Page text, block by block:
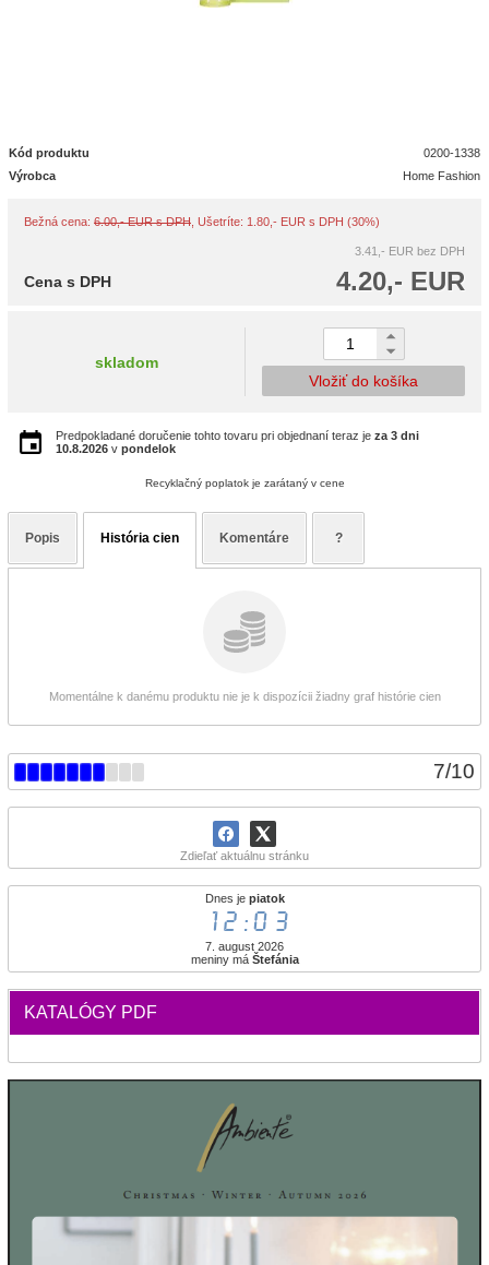
7/10
Zdieľať aktuálnu stránku
Dnes je piatok
12:03
7. august 2026
meniny má Štefánia
KATALÓGY PDF
Kód produktu
0200-1338
Výrobca
Home Fashion
Bežná cena: 6.00,- EUR s DPH , Ušetríte: 1.80,- EUR s DPH (30%)
3.41,- EUR bez DPH
4.20,- EUR
Cena s DPH
skladom
Vložiť do košíka
Predpokladané doručenie tohto tovaru pri objednaní teraz je za 3 dni
10.8.2026 v pondelok
Recyklačný poplatok je zarátaný v cene
Popis História cien Komentáre ?
Momentálne k danému produktu nie je k dispozícii žiadny graf histórie cien